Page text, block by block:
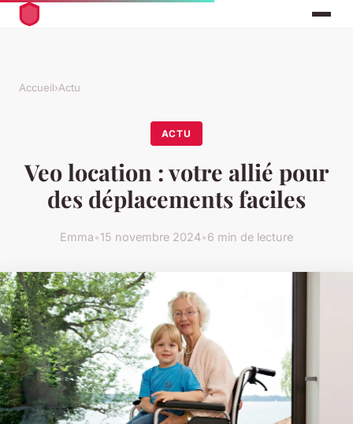
Accueil›Actu
ACTU
Veo location : votre allié pour
des déplacements faciles
Emma•15 novembre 2024•6 min de lecture